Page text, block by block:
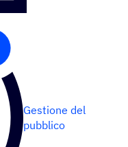
Gestione del
pubblico